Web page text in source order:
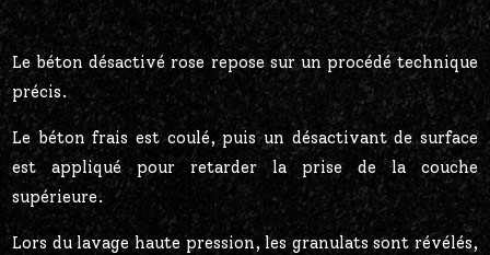
Le béton désactivé rose repose sur un procédé technique
précis.
Le béton frais est coulé, puis un désactivant de surface
est appliqué pour retarder la prise de la couche
supérieure.
Lors du lavage haute pression, les granulats sont révélés,